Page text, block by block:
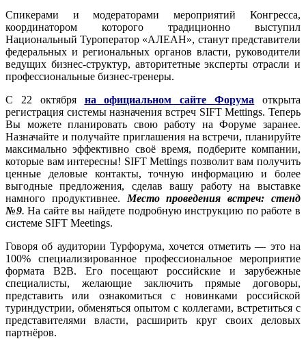
Спикерами и модераторами мероприятий Конгресса,
координатором которого традиционно выступил
Национальный Туроператор «АЛЕАН», станут представители
федеральных и региональных органов власти, руководители
ведущих бизнес-структур, авторитетные эксперты отрасли и
профессиональные бизнес-тренеры.
С 22 октября на официальном сайте Форума открыта
регистрация системы назначения встреч SIFT Mettings. Теперь
Вы можете планировать свою работу на Форуме заранее.
Назначайте и получайте приглашения на встречи, планируйте
максимально эффективно своё время, подберите компании,
которые вам интересны! SIFT Mettings позволит вам получить
ценные деловые контакты, точную информацию и более
выгодные предложения, сделав вашу работу на выставке
намного продуктивнее. Место проведения встреч: стенд
№9.На сайте вы найдете подробную инструкцию по работе в
системе SIFT Meetings.
Говоря об аудитории Турфорума, хочется отметить — это на
100% специализированное профессиональное мероприятие
формата В2В. Его посещают российские и зарубежные
специалисты, желающие заключить прямые договоры,
представить или ознакомиться с новинками российской
туриндустрии, обменяться опытом с коллегами, встретиться с
представителями власти, расширить круг своих деловых
партнёров.